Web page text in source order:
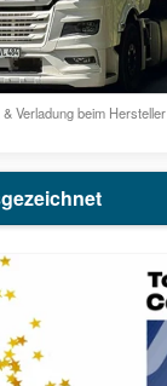
& Verladung beim Hersteller